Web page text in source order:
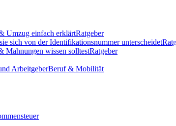
Umzug einfach erklärtRatgeber
sich von der Identifikationsnummer unterscheidet
Mahnungen wissen solltestRatgeber
ArbeitgeberBeruf & Mobilität